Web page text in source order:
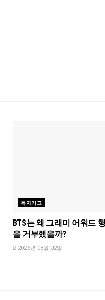
독자기고
BTS는 왜 그래미 어워드
을 거부했을까?
2026년 08월 02일